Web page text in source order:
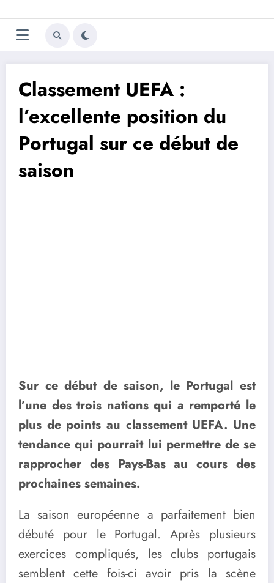
au
contenu
Trivela
L'actualité du football
Classement UEFA :
l’excellente position du
Portugal sur ce début de
saison
Sur ce début de saison, le Portugal est
l’une des trois nations qui a remporté le
plus de points au classement UEFA. Une
tendance qui pourrait lui permettre de se
rapprocher des Pays-Bas au cours des
prochaines semaines.
La saison européenne a parfaitement bien
débuté pour le Portugal. Après plusieurs
exercices compliqués, les clubs portugais
semblent cette fois-ci avoir pris la scène